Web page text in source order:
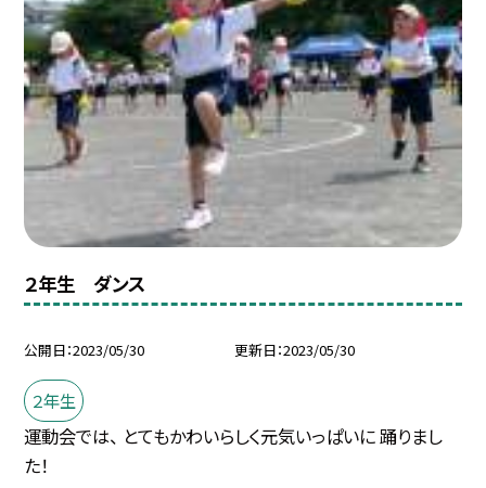
２年生 ダンス
公開日 2023/05/30 更新日 2023/05/30
２年生
運動会では、 とてもかわいらしく元気いっぱいに 踊りまし
た！